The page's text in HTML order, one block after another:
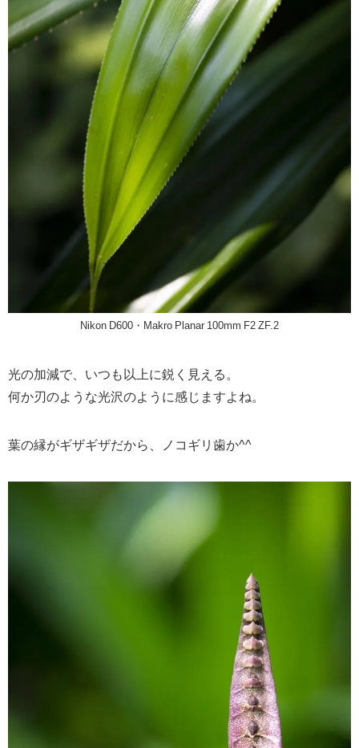
Nikon D600・Makro Planar 100mm F2 ZF.2
光の加減で、いつも以上に鋭く見える。
何か刃のような光沢のように感じますよね。
葉の縁がギザギザだから、ノコギリ歯か^^